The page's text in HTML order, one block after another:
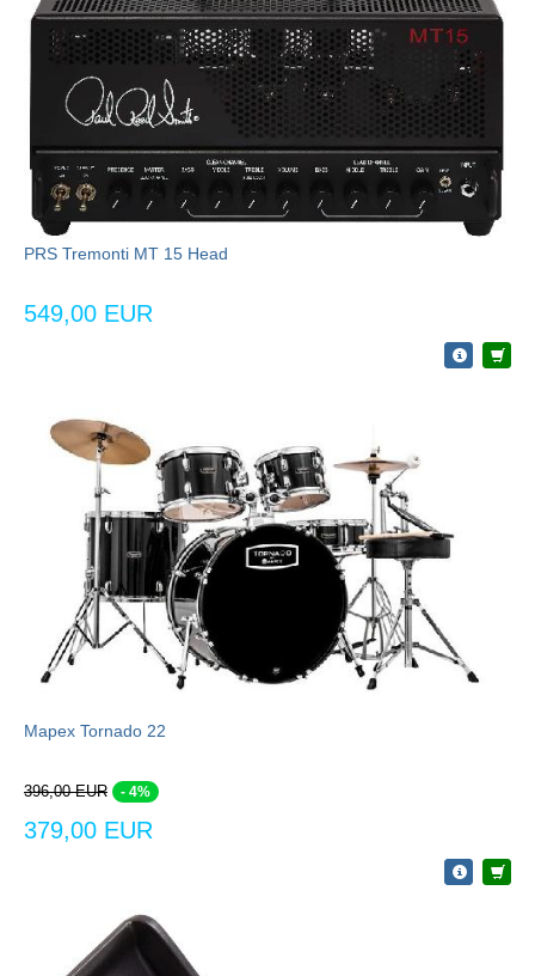
PRS Tremonti MT 15 Head
549,00 EUR
Mapex Tornado 22
396,00 EUR - 4%
379,00 EUR